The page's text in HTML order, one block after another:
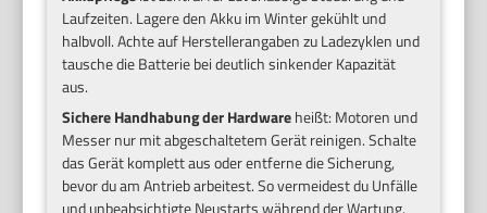
Laufzeiten. Lagere den Akku im Winter gekühlt und
halbvoll. Achte auf Herstellerangaben zu Ladezyklen und
tausche die Batterie bei deutlich sinkender Kapazität
aus.
Sichere Handhabung der Hardwareheißt: Motoren und
Messer nur mit abgeschaltetem Gerät reinigen. Schalte
das Gerät komplett aus oder entferne die Sicherung,
bevor du am Antrieb arbeitest. So vermeidest du Unfälle
und unbeabsichtigte Neustarts während der Wartung.